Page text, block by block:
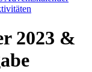
2023 &